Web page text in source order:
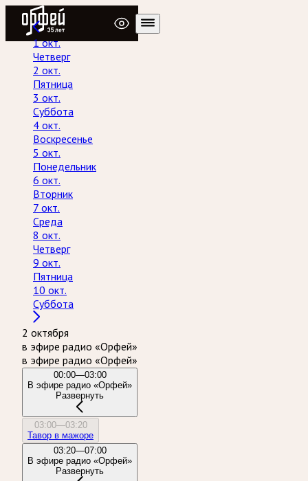
Радио Орфей
1 окт.
Четверг
2 окт.
Пятница
3 окт.
Суббота
4 окт.
Воскресенье
5 окт.
Понедельник
6 окт.
Вторник
7 окт.
Среда
8 окт.
Четверг
9 окт.
Пятница
10 окт.
Суббота
2 октября
в эфире радио «Орфей»
в эфире радио «Орфей»
00:00—03:00
В эфире радио «Орфей»
Развернуть
03:00—03:20
Тавор в мажоре
03:20—07:00
В эфире радио «Орфей»
Развернуть